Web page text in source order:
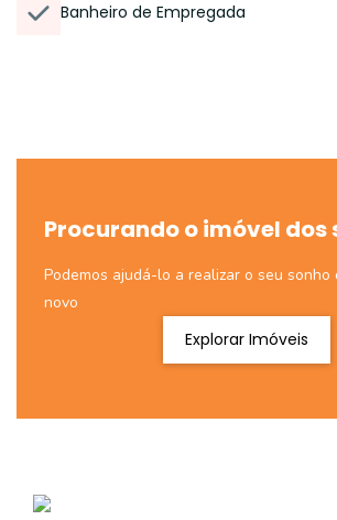
Banheiro de Empregada
Procurando o imóvel dos
Podemos ajudá-lo a realizar o seu sonho
novo
Explorar Imóveis